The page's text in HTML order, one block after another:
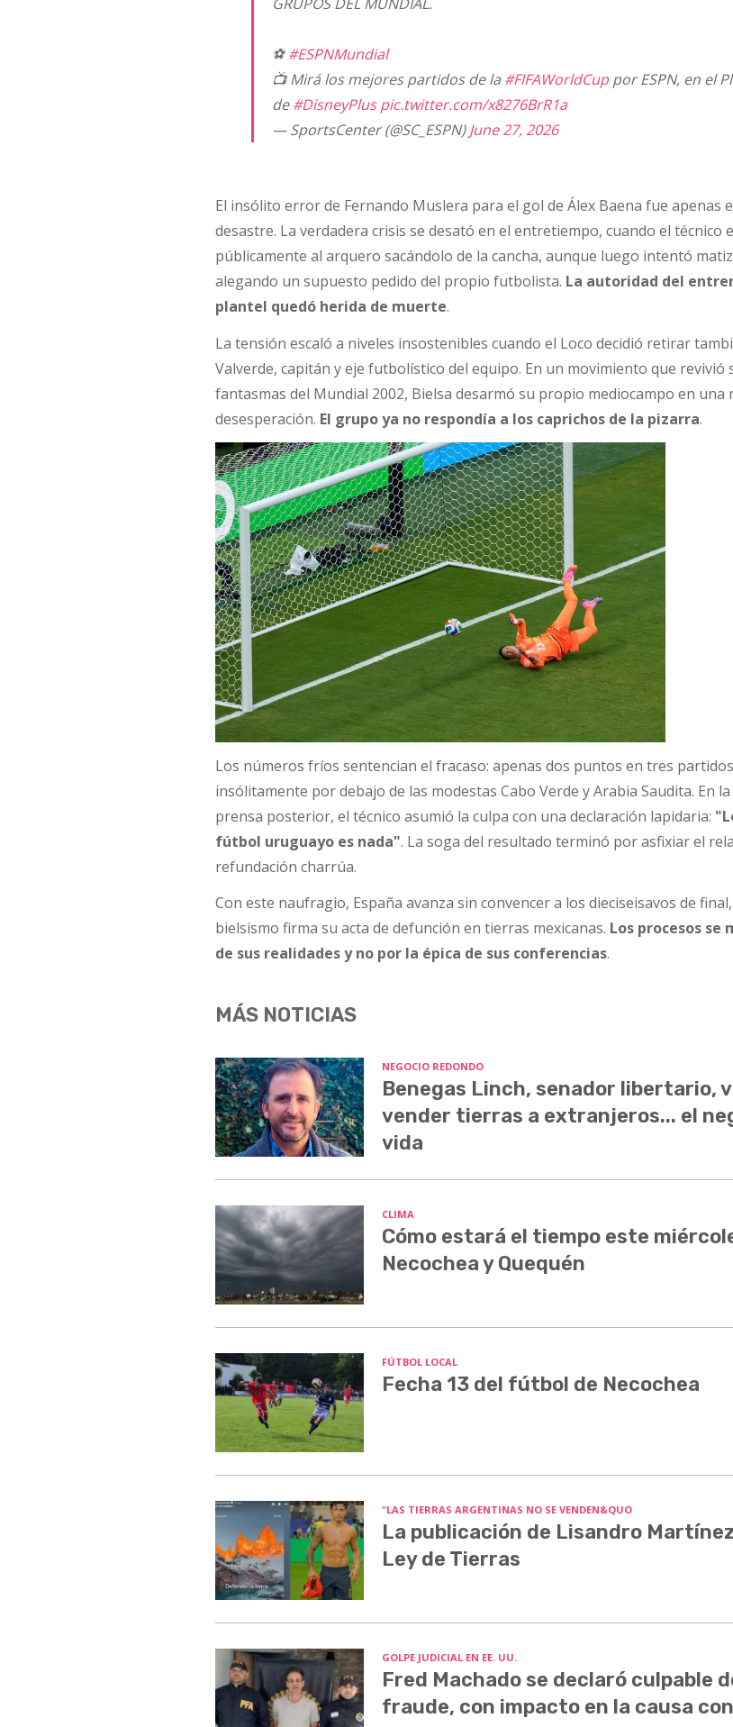
⚽#ESPNMundial
📺 Mirá los mejores partidos de la #FIFAWorldCuppor ESPN, en el
de#DisneyPlus pic.twitter.com/x8276BrR1a
— SportsCenter (@SC_ESPN)June 27, 2026
El insólito error de Fernando Muslera para el gol de Álex Baena fue apenas
desastre. La verdadera crisis se desató en el entretiempo, cuando el técnico
públicamente al arquero sacándolo de la cancha, aunque luego intentó
alegando un supuesto pedido del propio futbolista. La autoridad del
plantel quedó herida de muerte.
La tensión escaló a niveles insostenibles cuando el Loco decidió retirar
Valverde, capitán y eje futbolístico del equipo. En un movimiento que revivió
fantasmas del Mundial 2002, Bielsa desarmó su propio mediocampo en una
desesperación. El grupo ya no respondía a los caprichos de la pizarra.
Los números fríos sentencian el fracaso: apenas dos puntos en tres
insólitamente por debajo de las modestas Cabo Verde y Arabia Saudita. En
prensa posterior, el técnico asumió la culpa con una declaración lapidaria:
fútbol uruguayo es nada". La soga del resultado terminó por asfixiar el
refundación charrúa.
Con este naufragio, España avanza sin convencer a los dieciseisavos de
bielsismo firma su acta de defunción en tierras mexicanas. Los procesos se
de sus realidades y no por la épica de sus conferencias.
MÁS NOTICIAS
NEGOCIO REDONDO
Benegas Linch, senador libertario,
vender tierras a extranjeros... el
vida
CLIMA
Cómo estará el tiempo este
Necochea y Quequén
FÚTBOL LOCAL
Fecha 13 del fútbol de Necochea
"LAS TIERRAS ARGENTINAS NO SE VENDEN&QUO
La publicación de Lisandro
Ley de Tierras
GOLPE JUDICIAL EN EE. UU.
Fred Machado se declaró culpable
fraude, con impacto en la causa